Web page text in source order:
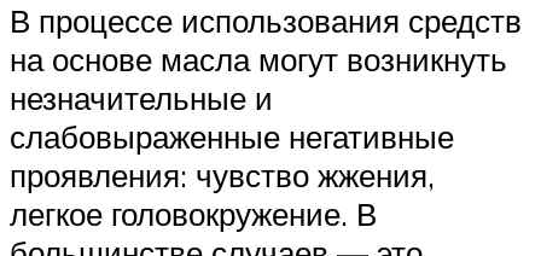
В процессе использования средств
на основе масла могут возникнуть
незначительные и
слабовыраженные негативные
проявления: чувство жжения,
легкое головокружение. В